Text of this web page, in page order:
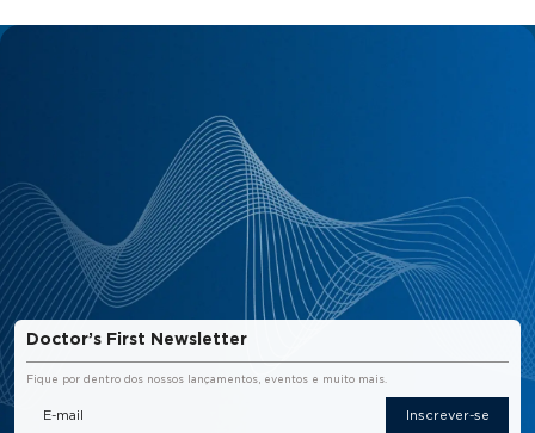
Doctor’s First Newsletter
Fique por dentro dos nossos lançamentos, eventos e muito mais.
Inscrever-se